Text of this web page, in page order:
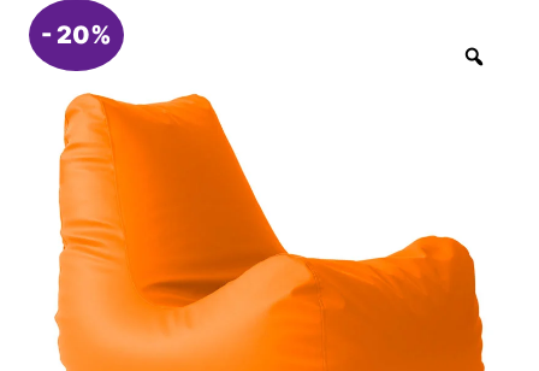
- 20%